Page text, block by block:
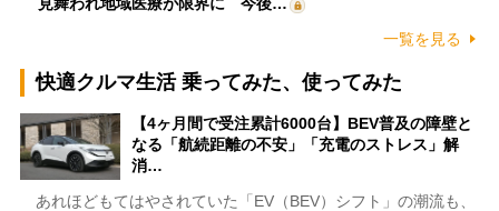
見舞われ地域医療が限界に 今後…
一覧を見る
快適クルマ生活 乗ってみた、使ってみた
【4ヶ月間で受注累計6000台】BEV普及の障壁と
なる「航続距離の不安」「充電のストレス」解
消…
あれほどもてはやされていた「EV（BEV）シフト」の潮流も、